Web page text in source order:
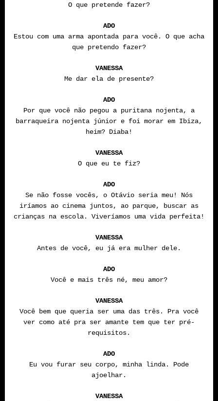
O que pretende fazer?
ADO
Estou com uma arma apontada para você. O que acha
que pretendo fazer?
VANESSA
Me dar ela de presente?
ADO
Por que você não pegou a puritana nojenta, a
barraqueira nojenta júnior e foi morar em Ibiza,
heim? Diaba!
VANESSA
O que eu te fiz?
ADO
Se não fosse vocês, o Otávio seria meu! Nós
iríamos ao cinema juntos, ao parque, buscar as
crianças na escola. Viveríamos uma vida perfeita!
VANESSA
Antes de você, eu já era mulher dele.
ADO
Você e mais três né, meu amor?
VANESSA
Você bem que queria ser uma das três. Pra você
ver como até pra ser amante tem que ter pré-
requisitos.
ADO
Eu vou furar seu corpo, minha linda. Pode
ajoelhar.
VANESSA